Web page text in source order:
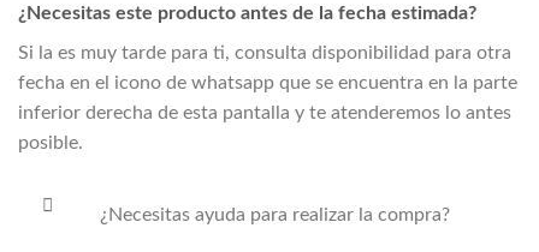
¿Necesitas este producto antes de la fecha estimada?
Si la es muy tarde para ti, consulta disponibilidad para otra
fecha en el icono de whatsapp que se encuentra en la parte
inferior derecha de esta pantalla y te atenderemos lo antes
posible.
¿Necesitas ayuda para realizar la compra?